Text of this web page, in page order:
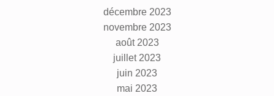
décembre 2023
novembre 2023
août 2023
juillet 2023
juin 2023
mai 2023